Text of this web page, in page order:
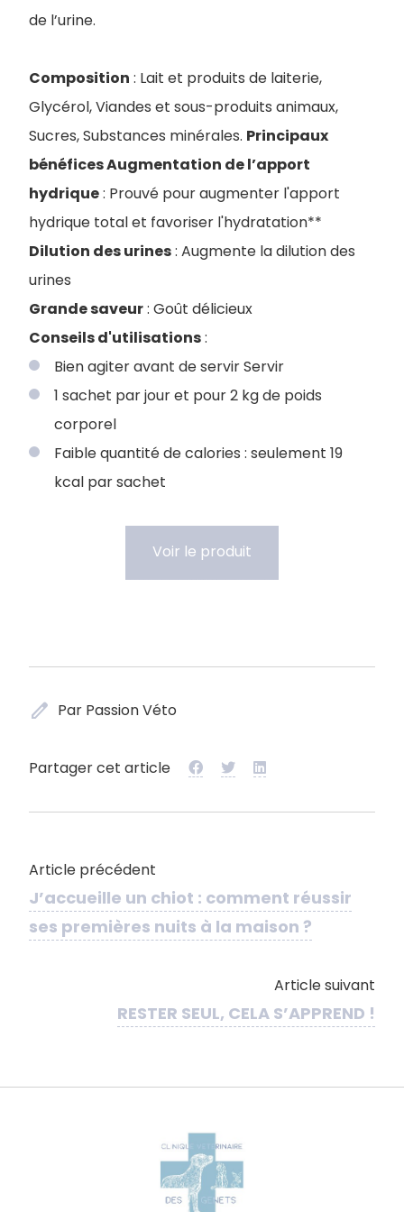
de l’urine.
Composition : Lait et produits de laiterie,
Glycérol, Viandes et sous-produits animaux,
Sucres, Substances minérales. Principaux
bénéfices Augmentation de l’apport
hydrique: Prouvé pour augmenter l'apport
hydrique total et favoriser l'hydratation**
Dilution des urines: Augmente la dilution des
urines
Grande saveur: Goût délicieux
Conseils d'utilisations:
Bien agiter avant de servir Servir
1 sachet par jour et pour 2 kg de poids
corporel
Faible quantité de calories : seulement 19
kcal par sachet
Voir le produit
edit Par Passion Véto
Partager cet article
Article précédent
J’accueille un chiot : comment réussir
ses premières nuits à la maison ?
Article suivant
RESTER SEUL, CELA S’APPREND !